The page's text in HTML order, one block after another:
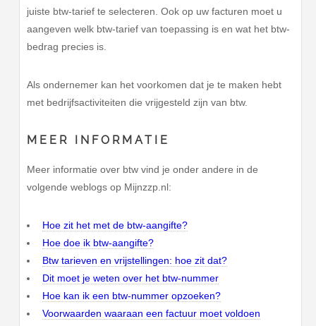
juiste btw-tarief te selecteren. Ook op uw facturen moet u
aangeven welk btw-tarief van toepassing is en wat het btw-
bedrag precies is.
Als ondernemer kan het voorkomen dat je te maken hebt
met bedrijfsactiviteiten die vrijgesteld zijn van btw.
MEER INFORMATIE
Meer informatie over btw vind je onder andere in de
volgende weblogs op Mijnzzp.nl:
Hoe zit het met de btw-aangifte?
Hoe doe ik btw-aangifte?
Btw tarieven en vrijstellingen: hoe zit dat?
Dit moet je weten over het btw-nummer
Hoe kan ik een btw-nummer opzoeken?
Voorwaarden waaraan een factuur moet voldoen